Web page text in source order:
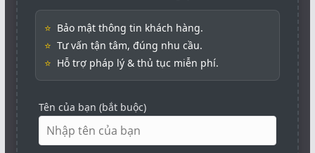
⭐ Bảo mật thông tin khách hàng.
⭐ Tư vấn tận tâm, đúng nhu cầu.
⭐ Hỗ trợ pháp lý & thủ tục miễn phí.
Tên của bạn (bắt buộc)